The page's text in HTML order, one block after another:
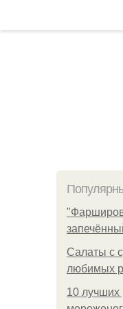
Салаты с
любимых
10 лучших